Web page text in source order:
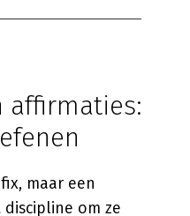
affirmaties:
maar een
om ze